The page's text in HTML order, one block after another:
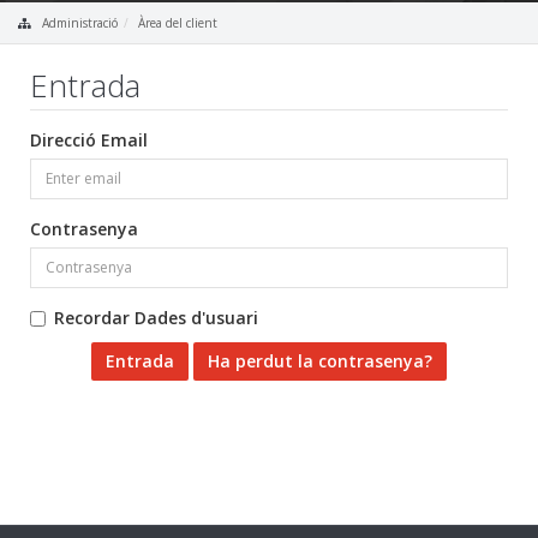
Administració Àrea del client
Entrada
Direcció Email
Contrasenya
Recordar Dades d'usuari
Ha perdut la contrasenya?